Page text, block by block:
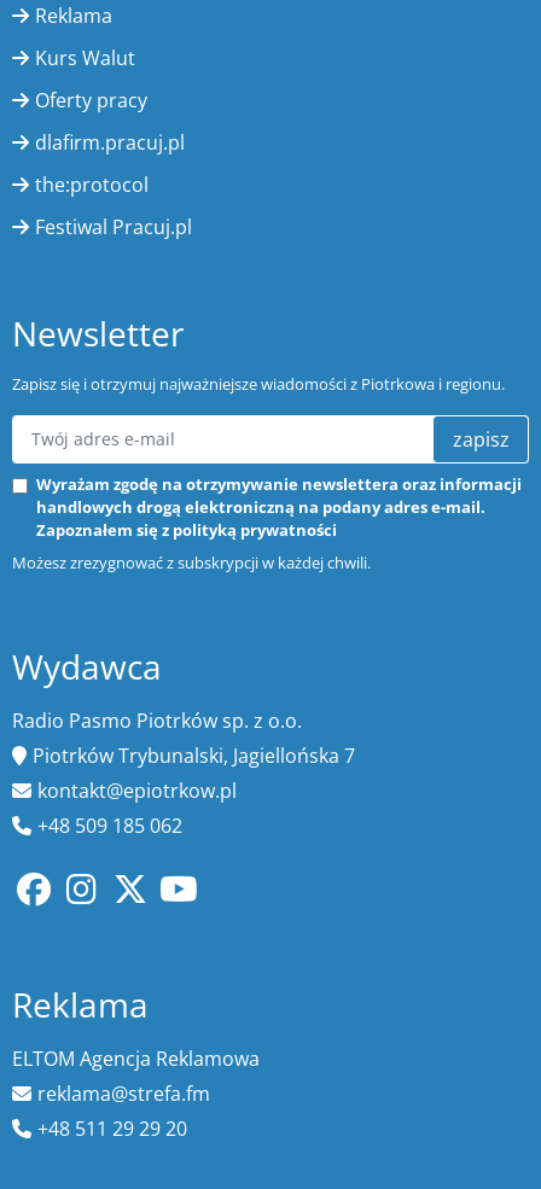
Reklama
Kurs Walut
Oferty pracy
dlafirm.pracuj.pl
the:protocol
Festiwal Pracuj.pl
Newsletter
Zapisz się i otrzymuj najważniejsze wiadomości z Piotrkowa i regionu.
zapisz
Wyrażam zgodę na otrzymywanie newslettera oraz informacji
handlowych drogą elektroniczną na podany adres e-mail.
Zapoznałem się z polityką prywatności
Możesz zrezygnować z subskrypcji w każdej chwili.
Wydawca
Radio Pasmo Piotrków sp. z o.o.
Piotrków Trybunalski, Jagiellońska 7
kontakt@epiotrkow.pl
+48 509 185 062
Reklama
ELTOM Agencja Reklamowa
reklama@strefa.fm
+48 511 29 29 20